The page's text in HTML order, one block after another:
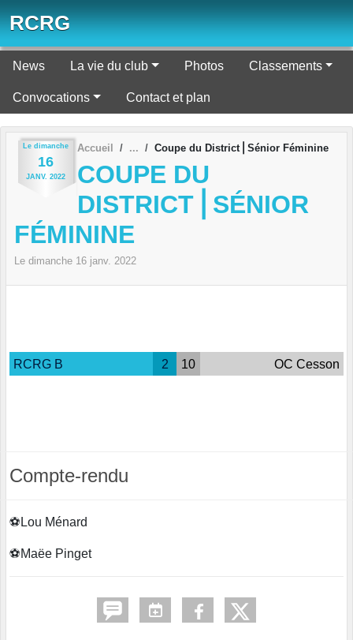
RCRG
News La vie du club Photos Classements
Convocations Contact et plan
Le dimanche
16
JANV. 2022
Accueil Coupe du District⎪Sénior Féminine
COUPE DU
DISTRICT⎪SÉNIOR
FÉMININE
Le dimanche 16 janv. 2022
RCRG B 2 10 OC Cesson
Compte-rendu
⚽️Lou Ménard
⚽️Maëe Pinget